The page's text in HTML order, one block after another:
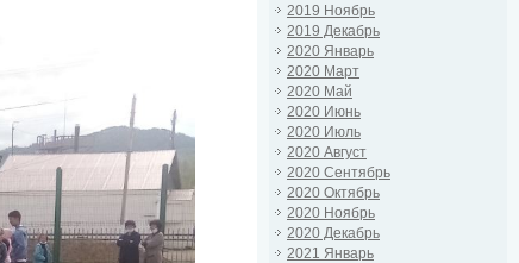
2019 Ноябрь
2019 Декабрь
2020 Январь
2020 Март
2020 Май
2020 Июнь
2020 Июль
2020 Август
2020 Сентябрь
2020 Октябрь
2020 Ноябрь
2020 Декабрь
2021 Январь